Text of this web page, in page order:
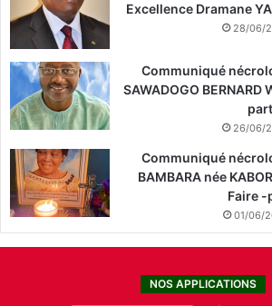
Excellence Dramane
28/06/
Communiqué
SAWADOGO BERNARD
part
26/06/
Communiqué
BAMBARA née
Faire -
01/06/
NOS APPLICATIONS